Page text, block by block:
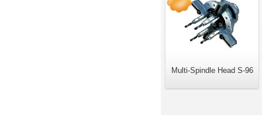
Multi-Spindle Head S-96